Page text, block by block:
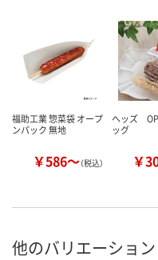
福助工業 惣菜袋 オープ
ンパック 無地
￥586～（税込）
ヘッズ
ッグ
￥
他のバリエーション